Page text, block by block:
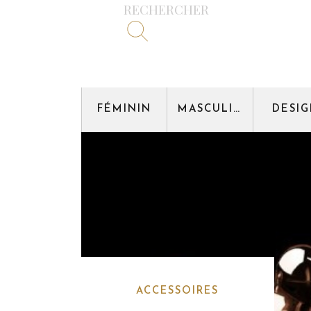
RECHERCHER
FÉMININ MASCULIN
ACCESSOIRES